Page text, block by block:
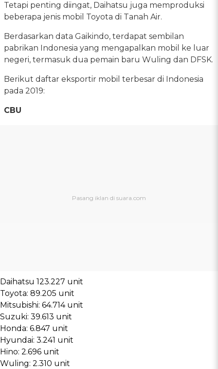
Tetapi penting diingat, Daihatsu juga memproduksi
beberapa jenis mobil Toyota di Tanah Air.
Berdasarkan data Gaikindo, terdapat sembilan
pabrikan Indonesia yang mengapalkan mobil ke luar
negeri, termasuk dua pemain baru Wuling dan DFSK.
Berikut daftar eksportir mobil terbesar di Indonesia
pada 2019:
CBU
Daihatsu 123.227 unit
Toyota: 89.205 unit
Mitsubishi: 64.714 unit
Suzuki: 39.613 unit
Honda: 6.847 unit
Hyundai: 3.241 unit
Hino: 2.696 unit
Wuling: 2.310 unit